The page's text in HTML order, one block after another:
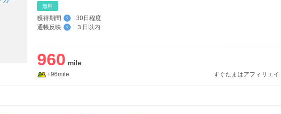
無料
獲得期間 ？ : 30日程度
通帳反映
？ : ３日以内
960
+96mile すぐたまはアフィリエ